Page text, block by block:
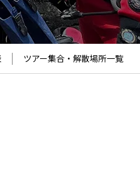
ツアー集合・解散場所一覧